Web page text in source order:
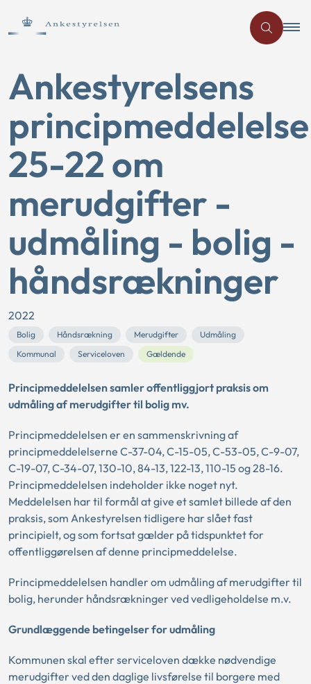
Ankestyrelsens
principmeddelelse
25-22 om
merudgifter -
udmåling - bolig -
håndsrækninger
2022
Bolig Håndsrækning Merudgifter
Udmåling
Kommunal
Serviceloven Gældende
Principmeddelelsen samler offentliggjort praksis om
udmåling af merudgifter til bolig mv.
Principmeddelelsen er en sammenskrivning af
principmeddelelserne C-37-04, C-15-05, C-53-05, C-9-07,
C-19-07, C-34-07, 130-10, 84-13, 122-13, 110-15 og 28-16.
Principmeddelelsen indeholder ikke noget nyt.
Meddelelsen har til formål at give et samlet billede af den
praksis, som Ankestyrelsen tidligere har slået fast
principielt, og som fortsat gælder på tidspunktet for
offentliggørelsen af denne principmeddelelse.
Principmeddelelsen handler om udmåling af merudgifter til
bolig, herunder håndsrækninger ved vedligeholdelse m.v.
Grundlæggende betingelser for udmåling
Kommunen skal efter serviceloven dække nødvendige
merudgifter ved den daglige livsførelse til borgere med